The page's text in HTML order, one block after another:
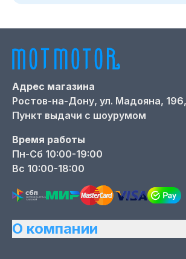
Адрес магазина
Ростов-на-Дону, ул. Мадояна,
Пункт выдачи с шоурумом
Время работы
Пн-Сб 10:00-19:00
Вс 10:00-18:00
О компании